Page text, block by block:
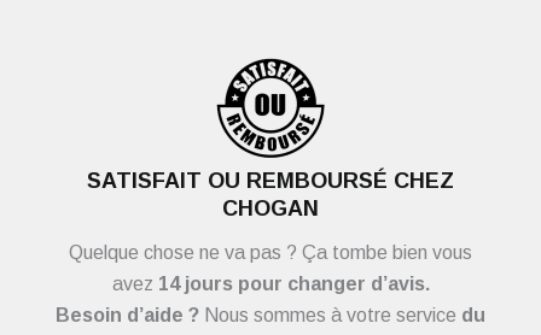
SATISFAIT OU REMBOURSÉ CHEZ
CHOGAN
Quelque chose ne va pas ? Ça tombe bien vous
avez 14 jours pour changer d’avis.
Besoin d’aide ? Nous sommes à votre service du